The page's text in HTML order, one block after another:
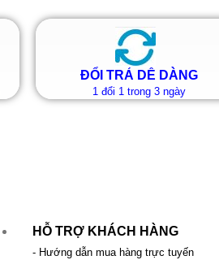
ĐỔI TRẢ DỄ DÀNG
1 đổi 1 trong 3 ngày
HỖ TRỢ KHÁCH HÀNG
- Hướng dẫn mua hàng trực tuyến